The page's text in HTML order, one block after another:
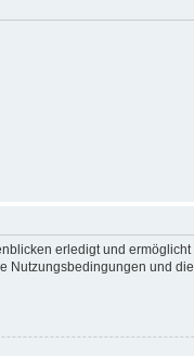
erledigt und
und